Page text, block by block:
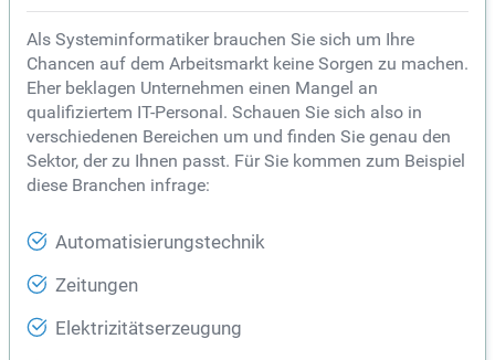
Als Systeminformatiker brauchen Sie sich um Ihre
Chancen auf dem Arbeitsmarkt keine Sorgen zu machen.
Eher beklagen Unternehmen einen Mangel an
qualifiziertem IT-Personal. Schauen Sie sich also in
verschiedenen Bereichen um und finden Sie genau den
Sektor, der zu Ihnen passt. Für Sie kommen zum Beispiel
diese Branchen infrage:
Automatisierungstechnik
Zeitungen
Elektrizitätserzeugung